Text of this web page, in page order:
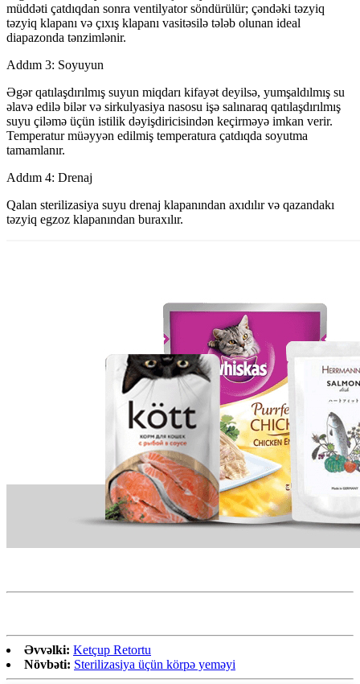
müddəti çatdıqdan sonra ventilyator söndürülür; çəndəki təzyiq
təzyiq klapanı və çıxış klapanı vasitəsilə tələb olunan ideal
diapazonda tənzimlənir.
Addım 3: Soyuyun
Əgər qatılaşdırılmış suyun miqdarı kifayət deyilsə, yumşaldılmış su
əlavə edilə bilər və sirkulyasiya nasosu işə salınaraq qatılaşdırılmış
suyu çiləmə üçün istilik dəyişdiricisindən keçirməyə imkan verir.
Temperatur müəyyən edilmiş temperatura çatdıqda soyutma
tamamlanır.
Addım 4: Drenaj
Qalan sterilizasiya suyu drenaj klapanından axıdılır və qazandakı
təzyiq egzoz klapanından buraxılır.
Əvvəlki: Ketçup Retortu
Növbəti: Sterilizasiya üçün körpə yeməyi